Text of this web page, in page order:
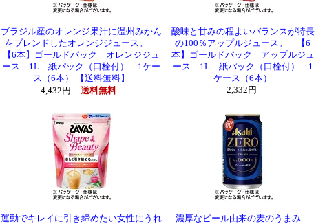
ブラジル産のオレンジ果汁に温州みかん
をブレンドしたオレンジジュース。
【6本】ゴールドパック オレンジジュ
ース 1L 紙パック（口栓付） 1ケー
ス（6本） 【送料無料】
4,432円
送料無料
酸味と甘みの程よいバランスが特長
の100％アップルジュース。 【6
本】ゴールドパック アップルジュ
ース 1L 紙パック（口栓付） 1
ケース（6本）
2,332円
運動でキレイに引き締めたい女性にうれ
濃厚なビール由来の麦のうまみ